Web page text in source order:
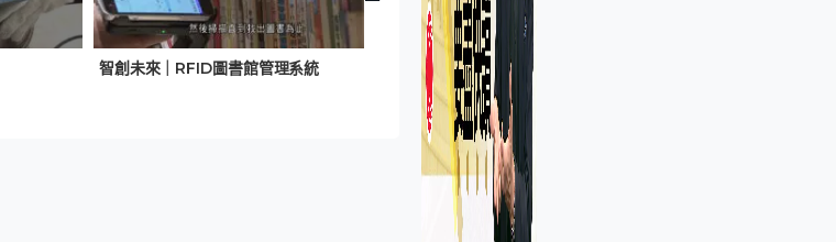
智創未來｜RFID圖書館管理系統 智創未來｜網絡攻擊